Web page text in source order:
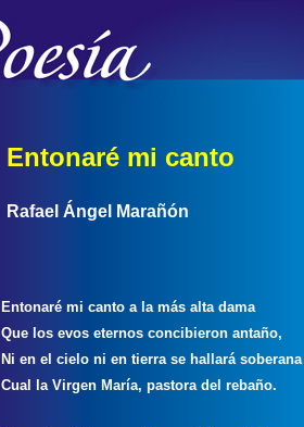
Entonaré mi canto
Rafael Ángel Marañón
Entonaré mi canto a la más alta dama
Que los evos eternos concibieron antaño,
Ni en el cielo ni en tierra se hallará soberana
Cual la Virgen María, pastora del rebaño.